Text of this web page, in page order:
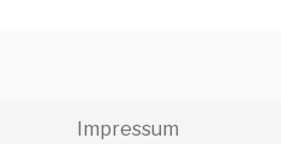
Impressum